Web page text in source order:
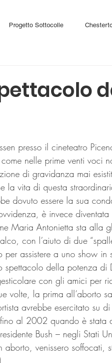
Progetto Sottocolle
nelle prime venti voci
di gravidanza mai
la vita di questa
dovuto essere la sua
è invece
Maria Antonietta sta alla
con l’aiuto di due
assistere a uno show in
spettacolo della potenza di
con gli amici per
volte, la prima all’aborto
avrebbe esercitato su
al 2002 quando è stata
Bush – negli Stati
venissero soffocati,